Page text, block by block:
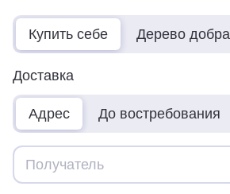
Купить себе Дерево добра
Доставка
Адрес До востребования